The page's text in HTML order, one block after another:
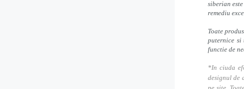
siberian
remediu
Toate
puternice si
functie de
*In ciuda
designul de